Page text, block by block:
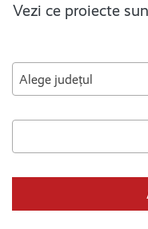
Vezi ce proiecte
Alege județul